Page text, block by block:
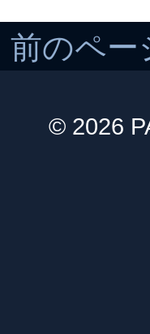
前のペー
© 2026